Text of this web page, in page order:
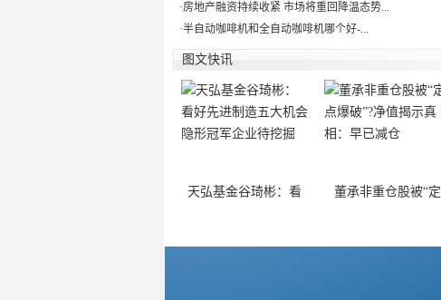
·房地产融资持续收紧 市场将重回降温态势...
·半自动咖啡机和全自动咖啡机哪个好-...
图文快讯
天弘基金谷琦彬：看 董承非重仓股被“定